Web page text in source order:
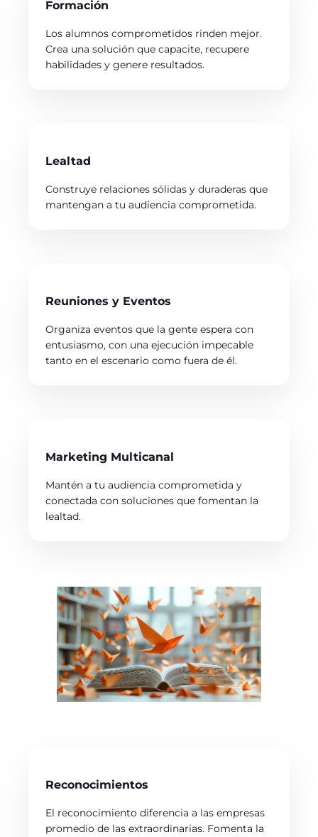
Formación
Los alumnos comprometidos rinden mejor.
Crea una solución que capacite, recupere
habilidades y genere resultados.
Lealtad
Construye relaciones sólidas y duraderas que
mantengan a tu audiencia comprometida.
Reuniones y Eventos
Organiza eventos que la gente espera con
entusiasmo, con una ejecución impecable
tanto en el escenario como fuera de él.
Marketing Multicanal
Mantén a tu audiencia comprometida y
conectada con soluciones que fomentan la
lealtad.
Reconocimientos
El reconocimiento diferencia a las empresas
promedio de las extraordinarias. Fomenta la